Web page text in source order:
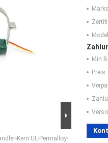
Kern UL-Permalloy-
Min
Preis: